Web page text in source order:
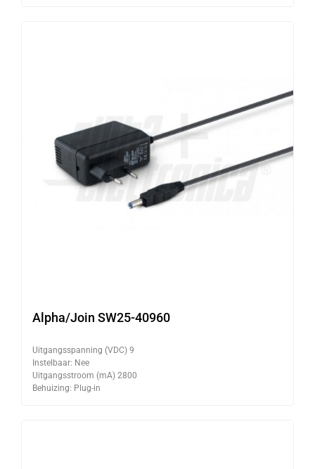
Alpha/Join SW25-40960
Uitgangsspanning (VDC) 9
Instelbaar: Nee
Uitgangsstroom (mA) 2800
Behuizing: Plug-in